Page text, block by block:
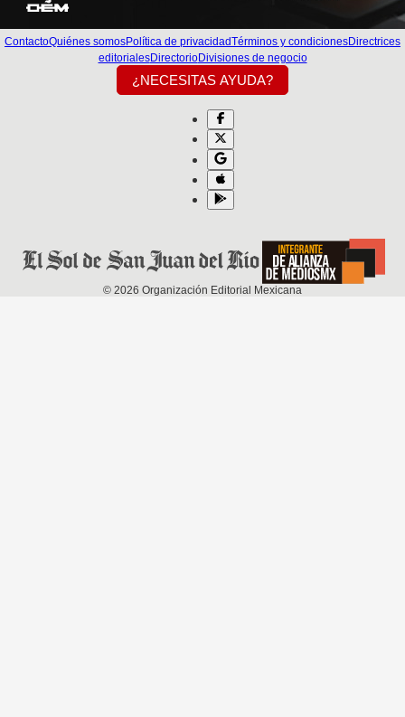
ContactoQuiénes somosPolítica de privacidadTérminos y condicionesDirectrices
editorialesDirectorioDivisiones de negocio
¿NECESITAS AYUDA?
© 2026 Organización Editorial Mexicana